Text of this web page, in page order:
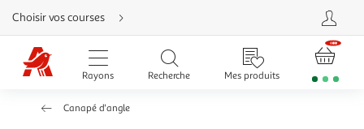
Aller
directement
au
contenu
Aller
directement
Aller
Choisir vos courses
Rayons Recherche Mes produits
Canapé d'angle